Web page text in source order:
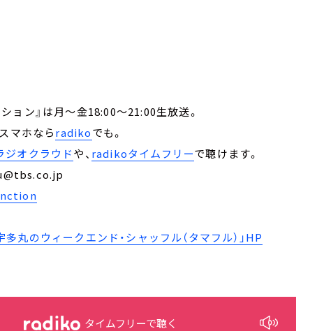
ョン』は月～金18:00～21:00生放送。
マホならradikoでも。
ジオクラウドや、 radikoタイムフリーで聴けます。
多丸のウィークエンド・シャッフル（タマフル）」HP
タイムフリーで聴く